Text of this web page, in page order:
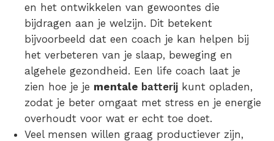
en het ontwikkelen van gewoontes die
bijdragen aan je welzijn. Dit betekent
bijvoorbeeld dat een coach je kan helpen bij
het verbeteren van je slaap, beweging en
algehele gezondheid. Een life coach laat je
zien hoe je je mentale batterij kunt opladen,
zodat je beter omgaat met stress en je energie
overhoudt voor wat er echt toe doet.
Veel mensen willen graag productiever zijn,